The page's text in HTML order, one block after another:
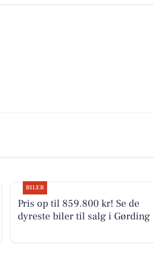
BILER
Pris op til 859.800 kr! Se de
dyreste biler til salg i Gørding